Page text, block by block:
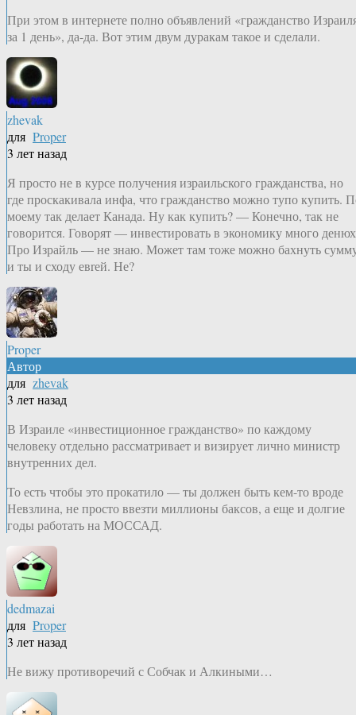
При этом в интернете полно объявлений «гражданство
за 1 день», да-да. Вот этим двум дуракам такое и сделали.
zhevak
для Proper
3 лет назад
Я просто не в курсе получения израильского гражданства, но
где проскакивала инфа, что гражданство можно тупо купить.
моему так делает Канада. Ну как купить? — Конечно, так не
говорится. Говорят — инвестировать в экономику много
Про Израйль — не знаю. Может там тоже можно бахнуть
и ты и сходу евrей. Не?
Proper
Автор
для zhevak
3 лет назад
В Израиле «инвестиционное гражданство» по каждому
человеку отдельно рассматривает и визирует лично министр
внутренних дел.
То есть чтобы это прокатило — ты должен быть кем-то вроде
Невзлина, не просто ввезти миллионы баксов, а еще и долгие
годы работать на МОССАД.
dedmazai
для Proper
3 лет назад
Не вижу противоречий с Собчак и Алкиными…